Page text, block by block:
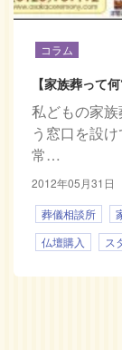
コラム
【家族葬って
私どもの家
う窓口を設
常…
2012年05月31日
葬儀相談所
仏壇購入
ス